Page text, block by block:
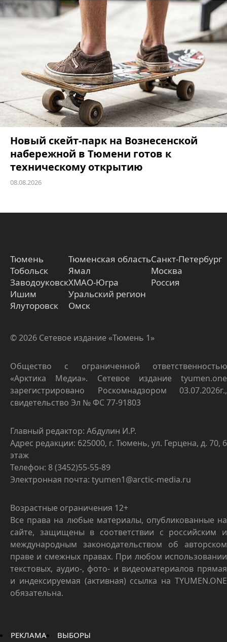
Новый скейт-парк на Вознесенской
набережной в Тюмени готов к
техническому открытию
08.08.2026
Тюмень
Тобольск
Заводоуковск
Ишим
Ялуторовск
Тюменская область
Ямал
ХМАО-Югра
Уральский регион
Омск
Санкт-Петербург
Москва
Россия
© 2026 Сетевое издание «Тюмень 1»
Общество с ограниченной ответственностью
«Арктика Медиа». Сетевое издание tyumen.one
зарегистрировано Роскомнадзором 03.07.2026г.,
свидетельство Эл № ФС 77-91803
Главный редактор: Абдулин И.Р.
Адрес редакции: 625000, г. Тюмень, ул. Герцена, д. 70, 6
этаж
Телефон: 8 (3452)55-55-89
Электронная почта: tyumen1@arctic-media.ru
Возрастные ограничения 12+
Все права на любые материалы, опубликованные на
сайте, защищены в соответствии с российским и
международным законодательством об авторском
праве и смежных правах. При любом использовании
текстовых, аудио-, фото- и видеоматериалов прямая
и индексируемая (активная) ссылка на TYUMEN.ONE
обязательна.
РЕКЛАМА ВЫБОРЫ